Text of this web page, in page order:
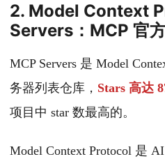
2. Model Context
Servers：MCP 官
MCP Servers 是 Model
务器列表仓库， Stars 高达
项目中 star 数最高的。
Model Context Protocol 是